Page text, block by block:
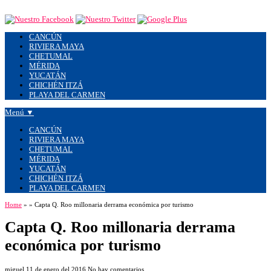
CANCÚN
RIVIERA MAYA
CHETUMAL
MÉRIDA
YUCATÁN
CHICHÉN ITZÁ
PLAYA DEL CARMEN
Menú ▼
CANCÚN
RIVIERA MAYA
CHETUMAL
MÉRIDA
YUCATÁN
CHICHÉN ITZÁ
PLAYA DEL CARMEN
Home » » Capta Q. Roo millonaria derrama económica por turismo
Capta Q. Roo millonaria derrama
económica por turismo
miguel 11 de enero del 2016 No hay comentarios